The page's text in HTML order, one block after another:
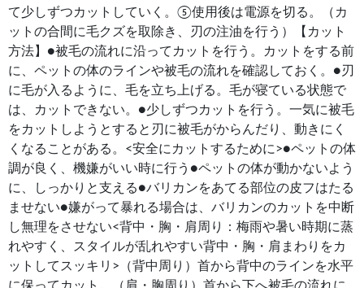
て少しずつカットしていく。⑤使用後は電源を切る。（カ
ットの合間に毛クズを取除き、刃の注油を行う）【カット
方法】●被毛の流れに沿ってカットを行う。カットをする前
に、ペットの体のラインや被毛の流れを確認しておく。●刃
に毛が入るように、毛を立ち上げる。毛が寝ている状態で
は、カットできない。●少しずつカットを行う。一気に被毛
をカットしようとすると刃に被毛がからんだり、動きにく
くなることがある。<安全にカットするために>●ペットの体
調が良く、機嫌がいい時に行う●ペットの体が動かないよう
に、しっかりと支える●バリカンをあてる部位の皮フはたる
ませない●嫌がって暴れる場合は、バリカンのカットを中断
し無理をさせない<背中・胸・肩周り：梅雨や暑い時期に蒸
れやすく、スタイルが乱れやすい背中・胸・肩まわりをカ
ットしてスッキリ>（背中周り）首から背中のラインを水平